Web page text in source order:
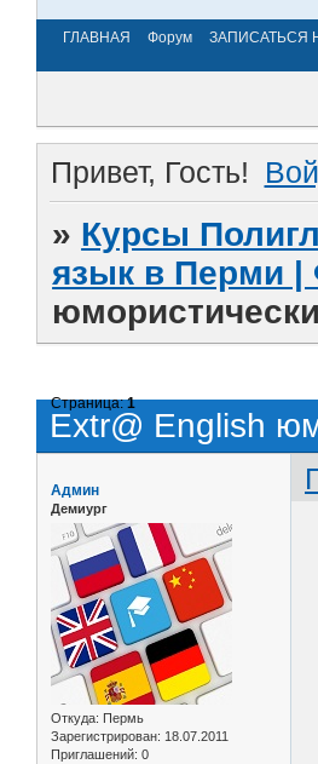
ГЛАВНАЯ Форум ЗАПИСАТЬСЯ
Привет, Гость!
» Курсы
язык в Перми |
Extr@ English
Страница:1
Админ
Демиург
Откуда: Пермь
Зарегистрирован: 18.07.2011
Приглашений: 0